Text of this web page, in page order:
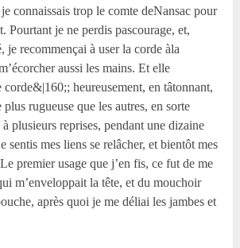
connaissais trop le comte deNansac pour
Pourtant je ne perdis pascourage, et,
je recommençai à user la corde àla
aussi les mains. Et elle
corde&|160;; heureusement, en tâtonnant,
rugueuse que les autres, en sorte
plusieurs reprises, pendant une dizaine
sentis mes liens se relâcher, et bientôt mes
premier usage que j’en fis, ce fut de me
m’enveloppait la tête, et du mouchoir
après quoi je me déliai les jambes et